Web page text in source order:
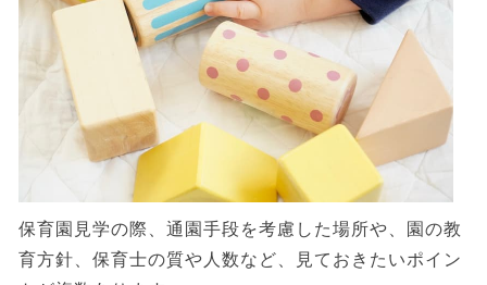
保育園見学の際、通園手段を考慮した場所や、園の教
育方針、保育士の質や人数など、見ておきたいポイン